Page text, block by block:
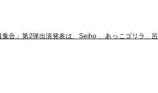
合」第2弾出演発表は、Seiho 、あっこゴリラ、呂